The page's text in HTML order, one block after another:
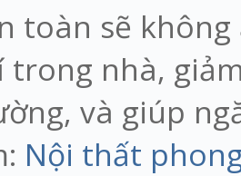
toàn sẽ
trong nhà,
và giúp
Nội thất